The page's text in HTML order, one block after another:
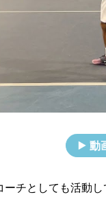
動
チとしても活動